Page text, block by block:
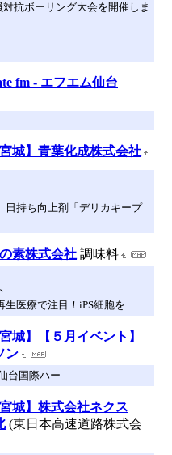
抗ボーリング大会を開催しま
fm - エフエム仙台
宮城】青葉化成株式会社
日持ち向上剤「デリカキープ
素株式会社 調味料
生医療で注目！iPS細胞を
宮城】【５月イベント】
ン
台国際ハー
宮城】株式会社ネクス
(東日本高速道路株式会